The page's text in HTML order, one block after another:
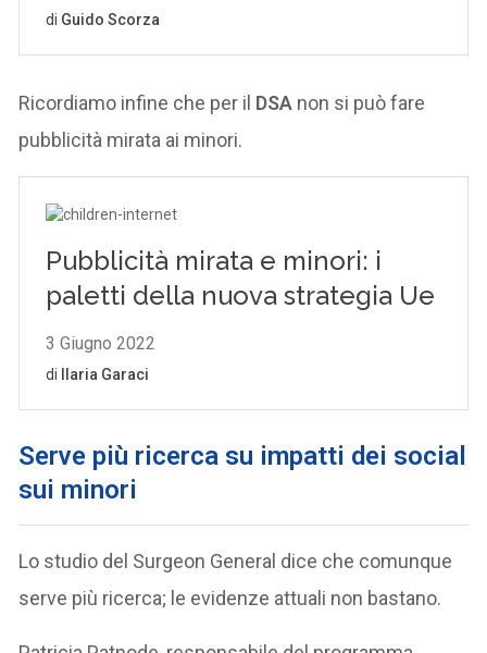
Ricordiamo infine che per il DSA non si può fare
pubblicità mirata ai minori.
Serve più ricerca su impatti dei social
sui minori
Lo studio del Surgeon General dice che comunque
serve più ricerca; le evidenze attuali non bastano.